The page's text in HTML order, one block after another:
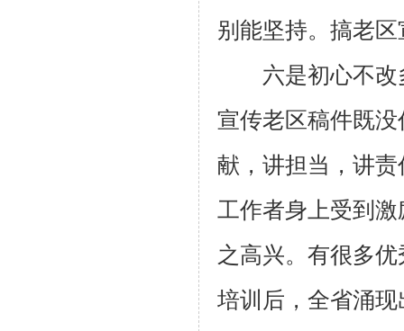
别能坚持。搞老
六是初心不改
宣传老区稿件既
献，讲担当，讲
工作者身上受到
之高兴。有很多
培训后，全省涌